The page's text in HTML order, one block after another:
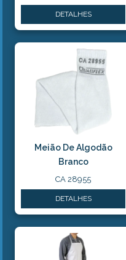
DETALHES
Meião De Algodão
Branco
CA 28955
DETALHES